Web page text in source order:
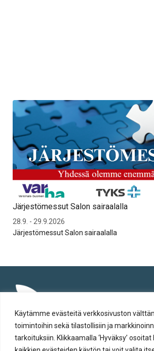
Käytämme evästeitä verkkosivuston
toimintoihin sekä tilastollisiin ja
tarkoituksiin. Klikkaamalla ‘Hyväksy’ osoitat
Järjestömessut Salon sairaalalla
28.9. - 29.9.2026
Järjestömessut Salon sairaalalla